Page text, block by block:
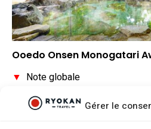
Gérer le
Ooedo Onsen Monogatari
▼ Note globale
Rapport qualité/prix